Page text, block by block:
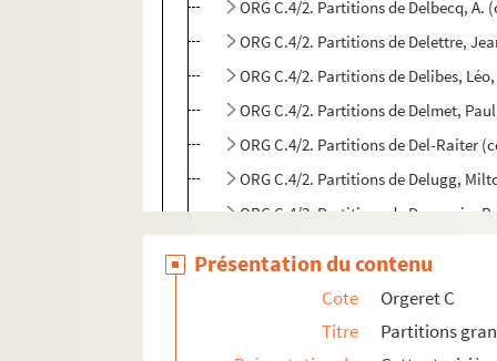
ORG C.4/2. Partitions de Delbecq, A.
ORG C.4/2. Partitions de Delettre,
ORG C.4/2. Partitions de Delibes,
ORG C.4/2. Partitions de Delmet,
ORG C.4/2. Partitions de Del-Raiter
ORG C.4/2. Partitions de Delugg,
ORG C.4/3. Partitions de Denoncin,
Présentation du contenu
Cote
Orgeret C
Titre
Partitions